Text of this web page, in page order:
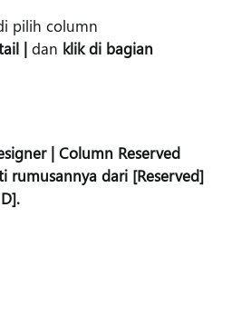
pilih column
| dan klik di bagian
| Column Reserved
rumusannya dari [Reserved]